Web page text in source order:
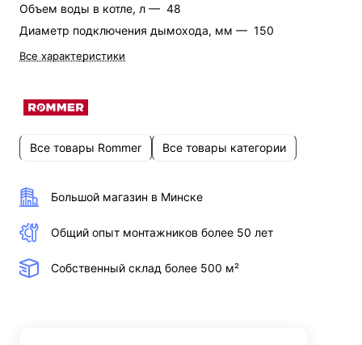
Объем воды в котле, л — 48
Диаметр подключения дымохода, мм — 150
Все характеристики
Все товары Rommer Все товары категории
Большой магазин в Минске
Общий опыт монтажников более 50 лет
Собственный склад более 500 м²